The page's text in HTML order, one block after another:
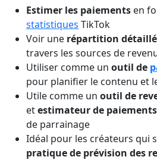
Estimer les paiements en
statistiques TikTok
Voir une répartition
travers les sources de
Utiliser comme un outil de
pour planifier le contenu et
Utile comme un outil de
etestimateur de paiements
de parrainage
Idéal pour les créateurs qui
pratique de prévision des